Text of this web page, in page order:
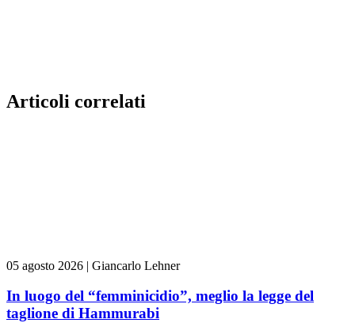
Articoli correlati
05 agosto 2026 | Giancarlo Lehner
In luogo del “femminicidio”, meglio la legge del
taglione di Hammurabi